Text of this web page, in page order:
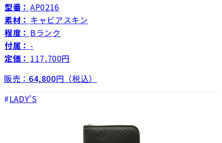
型番： AP0216
素材： キャビアスキン
程度： Bランク
付属： -
定価： 117,700円
販売： 64,800円（税込）
LADY'S